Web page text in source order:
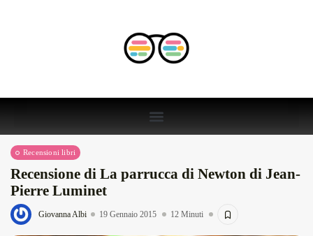
Recensioni libri
Recensione di La parrucca di Newton di Jean-
Pierre Luminet
Giovanna Albi 19 Gennaio 2015 12 Minuti